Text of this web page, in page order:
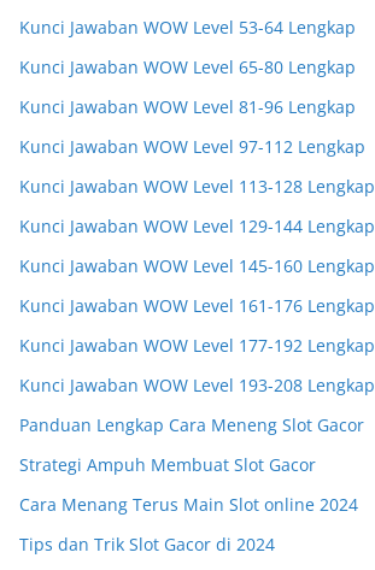
Kunci Jawaban WOW Level 53-64 Lengkap
Kunci Jawaban WOW Level 65-80 Lengkap
Kunci Jawaban WOW Level 81-96 Lengkap
Kunci Jawaban WOW Level 97-112 Lengkap
Kunci Jawaban WOW Level 113-128 Lengkap
Kunci Jawaban WOW Level 129-144 Lengkap
Kunci Jawaban WOW Level 145-160 Lengkap
Kunci Jawaban WOW Level 161-176 Lengkap
Kunci Jawaban WOW Level 177-192 Lengkap
Kunci Jawaban WOW Level 193-208 Lengkap
Panduan Lengkap Cara Meneng Slot Gacor
Strategi Ampuh Membuat Slot Gacor
Cara Menang Terus Main Slot online 2024
Tips dan Trik Slot Gacor di 2024